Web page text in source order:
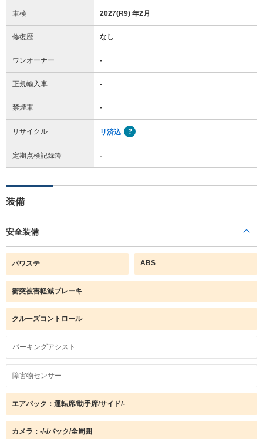
車検 2027(R9) 年2月
修復歴 なし
ワンオーナー -
正規輸入車 -
禁煙車 -
リサイクル リ済込
定期点検記録簿 -
装備
安全装備
パワステ ABS
衝突被害軽減ブレーキ
クルーズコントロール
パーキングアシスト
障害物センサー
エアバック：運転席/助手席/サイド/-
カメラ：-/-/バック/全周囲